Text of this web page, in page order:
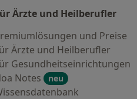
Ärzte und Heilberufler
und Preise
Ärzte und Heilberufler
Gesundheitseinrichtungen
Notes
neu